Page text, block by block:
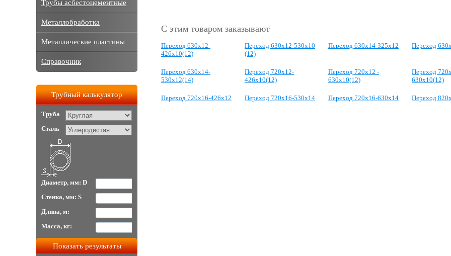
С этим товаром заказывают
Переход 630x12-
426x10(12)
Переход 630x12-530x10
(12)
Переход 630x14-325x12 Переход
Переход 630x14-
530x12(14)
Переход 720x12-
426x10(12)
Переход 720x12 -
630x10(12)
Переход
630x10(12)
Переход 720x16-426x12 Переход 720x16-530x14 Переход 720x16-630x14 Переход
Трубы асбестоцементные
Металлобработка
Металлические пластины
Справочник
Трубный калькулятор
Труба
Сталь
Диаметр, мм: D
Стенка, мм: S
Длина, м:
Масса, кг: